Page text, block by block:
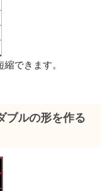
できます。
ブルの形を作る